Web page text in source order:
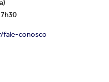
fale-conosco